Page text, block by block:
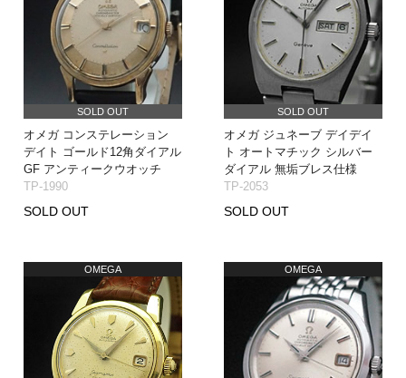
SOLD OUT
オメガ コンステレーション
デイト ゴールド12角ダイアル
GF アンティークウオッチ
TP-1990
SOLD OUT
SOLD OUT
オメガ ジュネーブ デイデイ
ト オートマチック シルバー
ダイアル 無垢ブレス仕様
TP-2053
SOLD OUT
OMEGA OMEGA